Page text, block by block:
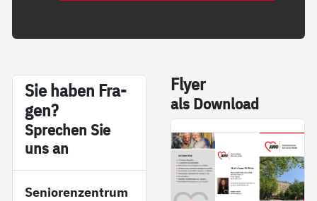
Sie ha­ben Fra­
gen?
Sp­re­chen Sie
uns an
Seniorenzentrum
Fly­er
als Down­load